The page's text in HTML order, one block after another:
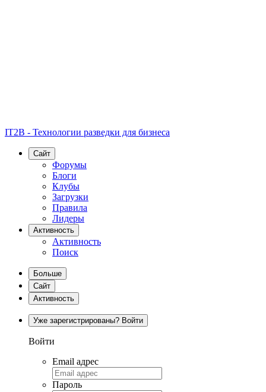
IT2B - Технологии разведки для бизнеса
Сайт
Форумы
Блоги
Клубы
Загрузки
Правила
Лидеры
Активность
Активность
Поиск
Больше
Сайт
Активность
Уже зарегистрированы? Войти
Войти
Email адрес
Пароль